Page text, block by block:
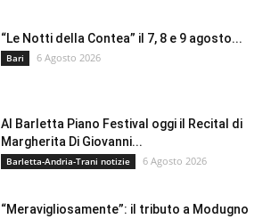
“Le Notti della Contea” il 7, 8 e 9 agosto...
Bari 6 Agosto 2026
Al Barletta Piano Festival oggi il Recital di
Margherita Di Giovanni...
Barletta-Andria-Trani notizie 6 Agosto 2026
“Meravigliosamente”: il tributo a Modugno